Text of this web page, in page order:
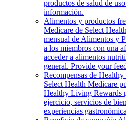
productos de salud de
información.
Alimentos y productos
Medicare de Select
mensual de Alimentos y
a los miembros con una
acceder a alimentos
general. Provide your
Recompensas de
Select Health Medicare
Healthy Living Rewards
ejercicio, servicios de
experiencias